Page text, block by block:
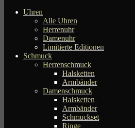
Uhren
Alle Uhren
Herrenuhr
Damenuhr
Limitierte Editionen
Schmuck
Herrenschmuck
Halsketten
Armbänder
Damenschmuck
Halsketten
Armbänder
Schmuckset
Ringe